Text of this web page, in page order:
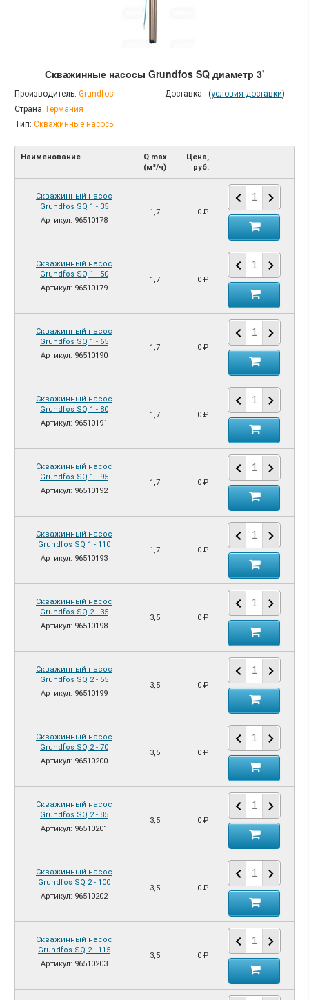
Скважинные насосы Grundfos SQ диаметр 3'
Производитель: Grundfos
Страна: Германия
Тип: Скважинные насосы
Доставка - (условия доставки)
Наименование
Q max
(м³/ч)
Цена,
руб.
Скважинный насос
Grundfos SQ 1 - 35
Артикул: 96510178
1,7 0 ₽
Скважинный насос
Grundfos SQ 1 - 50
Артикул: 96510179
1,7 0 ₽
Скважинный насос
Grundfos SQ 1 - 65
Артикул: 96510190
1,7 0 ₽
Скважинный насос
Grundfos SQ 1 - 80
Артикул: 96510191
1,7 0 ₽
Скважинный насос
Grundfos SQ 1 - 95
Артикул: 96510192
1,7 0 ₽
Скважинный насос
Grundfos SQ 1 - 110
Артикул: 96510193
1,7 0 ₽
Скважинный насос
Grundfos SQ 2 - 35
Артикул: 96510198
3,5 0 ₽
Скважинный насос
Grundfos SQ 2 - 55
Артикул: 96510199
3,5 0 ₽
Скважинный насос
Grundfos SQ 2 - 70
Артикул: 96510200
3,5 0 ₽
Скважинный насос
Grundfos SQ 2 - 85
Артикул: 96510201
3,5 0 ₽
Скважинный насос
Grundfos SQ 2 - 100
Артикул: 96510202
3,5 0 ₽
Скважинный насос
Grundfos SQ 2 - 115
Артикул: 96510203
3,5 0 ₽